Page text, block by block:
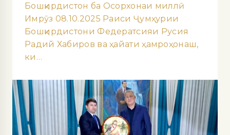
Бошқирдистон ба Осорхонаи миллӣ
Имрӯз 08.10.2025 Раиси Ҷумҳурии
Бошқирдистони Федератсияи Русия
Радий Хабиров ва ҳайати ҳамроҳонаш,
ки…